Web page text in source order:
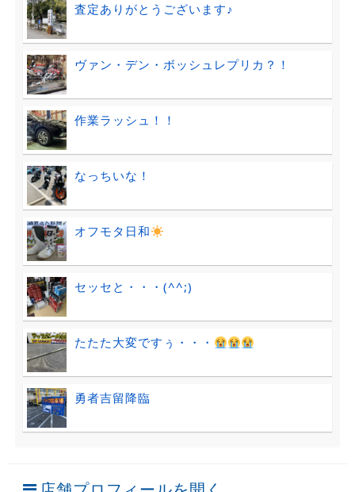
査定ありがとうございます♪
ヴァン・デン・ボッシュレプリカ？！
作業ラッシュ！！
なっちいな！
オフモタ日和
セッセと・・・(^^;)
たたた大変ですぅ・・・
勇者吉留降臨